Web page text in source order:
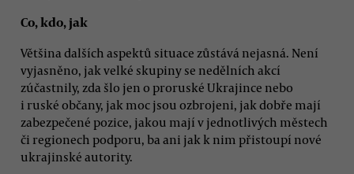
Co, kdo, jak
Většina dalších aspektů situace zůstává nejasná. Není
vyjasněno, jak velké skupiny se nedělních akcí
zúčastnily, zda šlo jen o proruské Ukrajince nebo
i ruské občany, jak moc jsou ozbrojeni, jak dobře mají
zabezpečené pozice, jakou mají v jednotlivých městech
či regionech podporu, ba ani jak k nim přistoupí nové
ukrajinské autority.